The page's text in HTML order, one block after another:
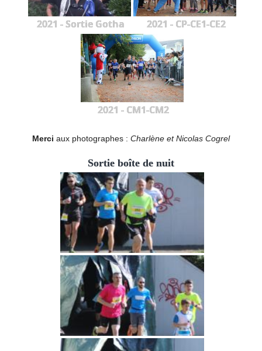
2021 - Sortie Gotha 2021 - CP-CE1-CE2
2021 - CM1-CM2
Merci aux photographes : Charlène et Nicolas Cogrel
Sortie boîte de nuit